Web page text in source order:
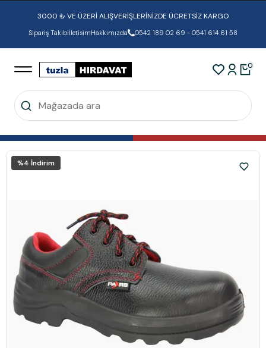
3000 ₺ VE ÜZERİ ALIŞVERİŞLERİNİZDE ÜCRETSİZ KARGO
Sipariş TakibiİletisimHakkımızda 0542 189 02 69 - 0541 614 61 58
0
%4 İndirim